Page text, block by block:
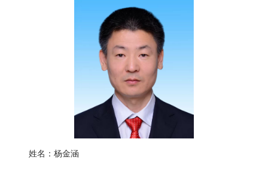
姓名：杨金涵